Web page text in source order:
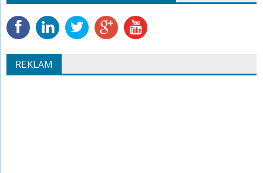
REKLAM